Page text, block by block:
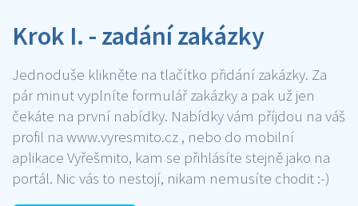
Krok I. - zadání zakázky
Jednoduše klikněte na tlačítko přidání zakázky. Za
pár minut vyplníte formulář zakázky a pak už jen
čekáte na první nabídky. Nabídky vám příjdou na váš
profil na www.vyresmito.cz , nebo do mobilní
aplikace Vyřešmito, kam se přihlásíte stejně jako na
portál. Nic vás to nestojí, nikam nemusíte chodit :-)